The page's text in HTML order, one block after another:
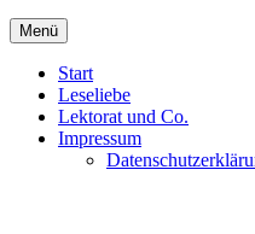
Menü
Start
Leseliebe
Lektorat und Co.
Impressum